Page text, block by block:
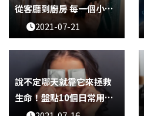
從客廳到廚房 每一個小角
落都是性愛天地
2021-07-21
說不定哪天就靠它來拯救
生命！盤點10個日常用品
隱藏功能！